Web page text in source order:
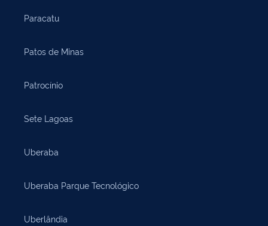
Paracatu
Patos de Minas
Patrocínio
Sete Lagoas
Uberaba
Uberaba Parque Tecnológico
Uberlândia